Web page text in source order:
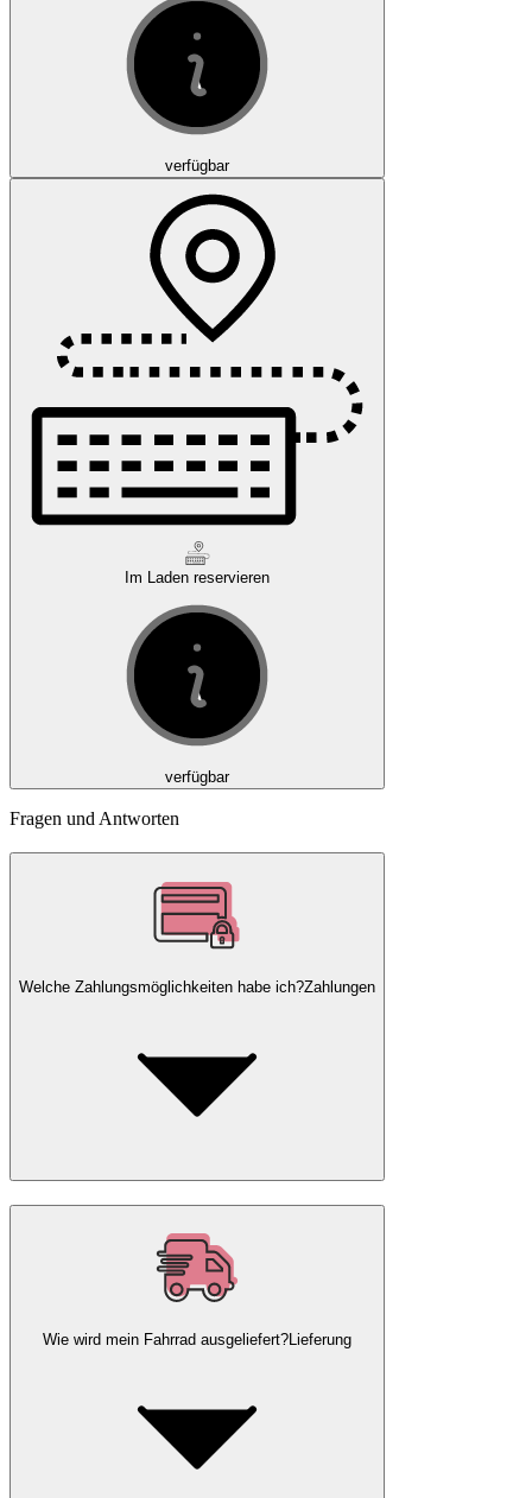
verfügbar
Im Laden reservieren
verfügbar
Fragen und Antworten
Welche Zahlungsmöglichkeiten habe ich?Zahlungen
Wie wird mein Fahrrad ausgeliefert?Lieferung